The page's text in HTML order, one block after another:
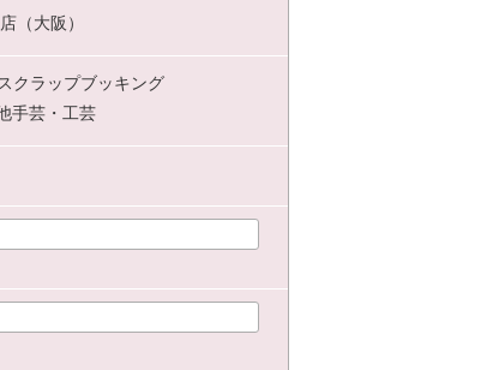
（大阪）
スクラップブッキング
手芸・工芸